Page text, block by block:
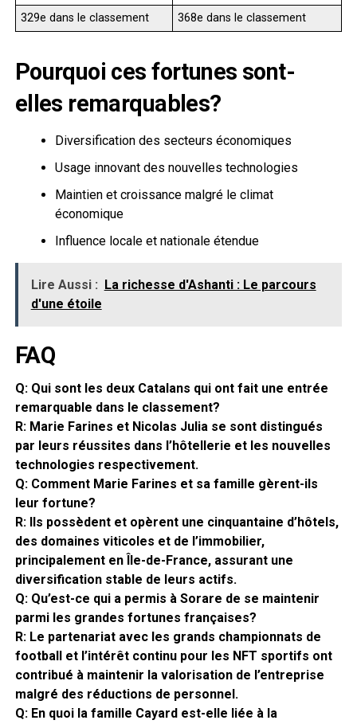
329e dans le classement
368e dans le classement
Pourquoi ces fortunes sont-
elles remarquables?
Diversification des secteurs économiques
Usage innovant des nouvelles technologies
Maintien et croissance malgré le climat
économique
Influence locale et nationale étendue
Lire Aussi :
La richesse d'Ashanti : Le parcours
d'une étoile
FAQ
Q: Qui sont les deux Catalans qui ont fait une entrée
remarquable dans le classement?
R: Marie Farines et Nicolas Julia se sont distingués
par leurs réussites dans l’hôtellerie et les nouvelles
technologies respectivement.
Q: Comment Marie Farines et sa famille gèrent-ils
leur fortune?
R: Ils possèdent et opèrent une cinquantaine d’hôtels,
des domaines viticoles et de l’immobilier,
principalement en Île-de-France, assurant une
diversification stable de leurs actifs.
Q: Qu’est-ce qui a permis à Sorare de se maintenir
parmi les grandes fortunes françaises?
R: Le partenariat avec les grands championnats de
football et l’intérêt continu pour les NFT sportifs ont
contribué à maintenir la valorisation de l’entreprise
malgré des réductions de personnel.
Q: En quoi la famille Cayard est-elle liée à la